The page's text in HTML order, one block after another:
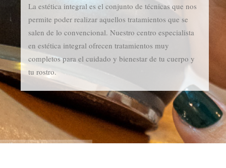
La estética integral es el conjunto de técnicas que nos
permite poder realizar aquellos tratamientos que se
salen de lo convencional. Nuestro centro especialista
en estética integral ofrecen tratamientos muy
completos para el cuidado y bienestar de tu cuerpo y
tu rostro.